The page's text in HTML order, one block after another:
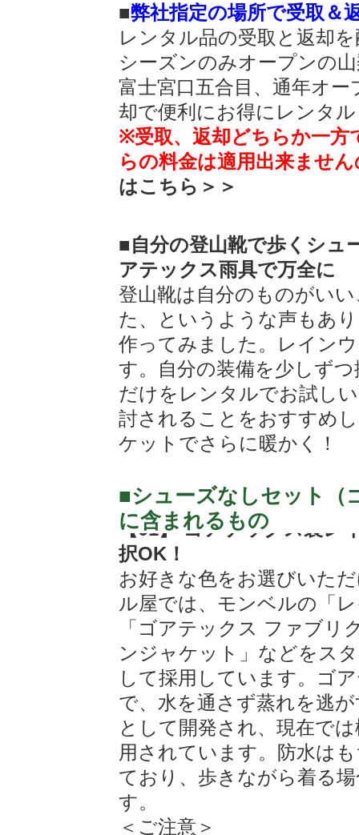
■弊社指定の場所で受取＆
レンタル品の受取と返却
シーズンのみオープンの
富士宮口五合目、通年オ
却で便利にお得にレンタ
※受取、返却どちらか一方
らの料金は適用出来ませ
はこちら＞＞
■自分の登山靴で歩くシュ
アテックス雨具で万全に
登山靴は自分のものがい
た、というような声もあ
作ってみました。レイン
す。自分の装備を少しず
だけをレンタルでお試し
討されることをおすすめ
ケットでさらに暖かく！
■シューズなしセット（
に含まれるもの
【01】 ゴアテックス製
択OK！
お好きな色をお選びいた
ル屋では、モンベルの「
「ゴアテックス ファブリ
ンジャケット」などをス
して採用しています。ゴ
で、水を通さず蒸れを逃
として開発され、現在で
用されています。防水は
ており、歩きながら着る
す。
＜ご注意＞